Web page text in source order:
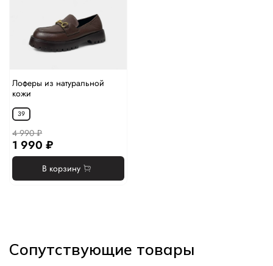
Лоферы из натуральной
кожи
39
4 990 ₽
1 990 ₽
В корзину
Сопутствующие товары